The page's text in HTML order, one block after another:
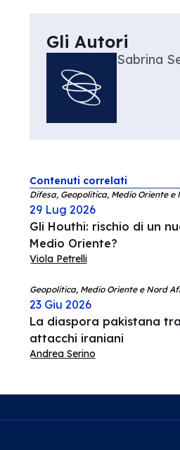
Gli Autori
Sabrina
Contenuti correlati
Difesa, Geopolitica, Medio Oriente e
29 Lug 2026
Gli Houthi: rischio di un
Medio Oriente?
Viola Petrelli
Geopolitica, Medio Oriente e Nord
23 Giu 2026
La diaspora pakistana
attacchi iraniani
Andrea Serino